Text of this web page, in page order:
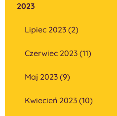
2023
Lipiec 2023 (2)
Czerwiec 2023 (11)
Maj 2023 (9)
Kwiecień 2023 (10)